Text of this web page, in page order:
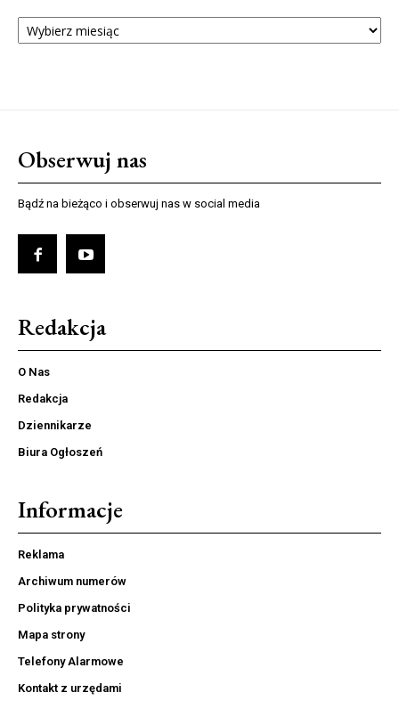
ARCHIWUM
NUMERÓW
Obserwuj nas
Bądź na bieżąco i obserwuj nas w social media
Redakcja
O Nas
Redakcja
Dziennikarze
Biura Ogłoszeń
Informacje
Reklama
Archiwum numerów
Polityka prywatności
Mapa strony
Telefony Alarmowe
Kontakt z urzędami